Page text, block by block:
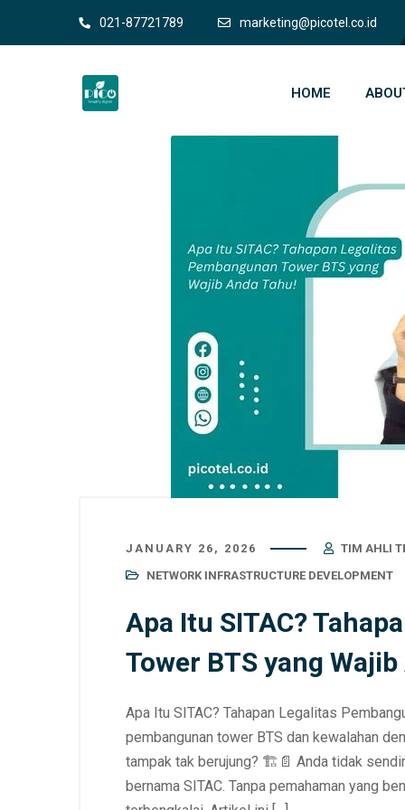
021-87721789 marketing@picotel.co.id
HOME
JANUARY 26, 2026 TIM AHLI
NETWORK INFRASTRUCTURE DEVELOPMENT
Apa Itu SITAC?
Tower BTS yang
Apa Itu SITAC? Tahapan Legalitas
pembangunan tower BTS dan kewalahan
tampak tak berujung? 🏗️📄 Anda tidak
bernama SITAC. Tanpa pemahaman yang